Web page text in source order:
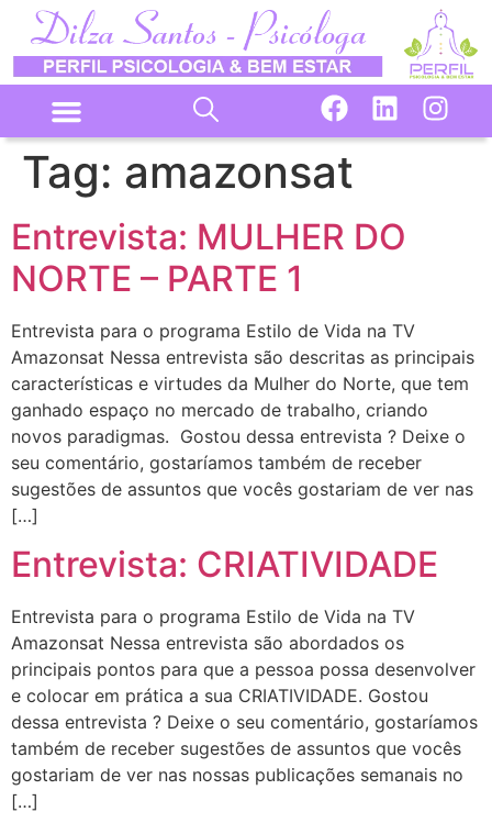
Tag: amazonsat
Entrevista: MULHER DO
NORTE – PARTE 1
Entrevista para o programa Estilo de Vida na TV
Amazonsat Nessa entrevista são descritas as principais
características e virtudes da Mulher do Norte, que tem
ganhado espaço no mercado de trabalho, criando
novos paradigmas. Gostou dessa entrevista ? Deixe o
seu comentário, gostaríamos também de receber
sugestões de assuntos que vocês gostariam de ver nas
[…]
Entrevista: CRIATIVIDADE
Entrevista para o programa Estilo de Vida na TV
Amazonsat Nessa entrevista são abordados os
principais pontos para que a pessoa possa desenvolver
e colocar em prática a sua CRIATIVIDADE. Gostou
dessa entrevista ? Deixe o seu comentário, gostaríamos
também de receber sugestões de assuntos que vocês
gostariam de ver nas nossas publicações semanais no
[…]